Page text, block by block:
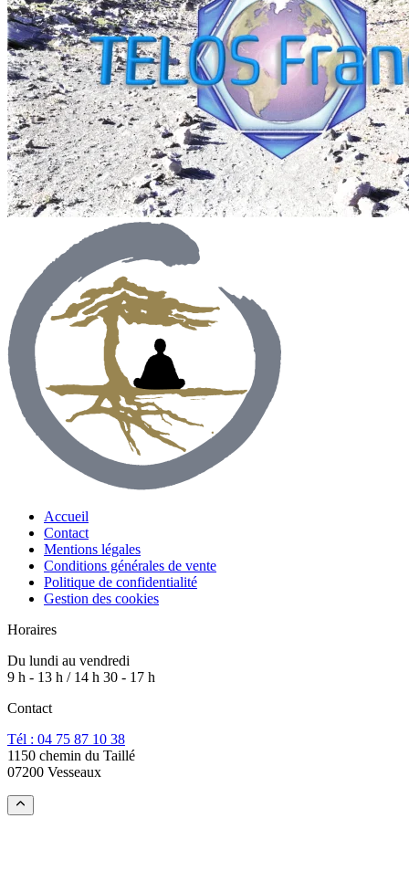
Accueil
Contact
Mentions légales
Conditions générales de vente
Politique de confidentialité
Gestion des cookies
Horaires
Du lundi au vendredi
9 h - 13 h / 14 h 30 - 17 h
Contact
Tél : 04 75 87 10 38
1150 chemin du Taillé
07200 Vesseaux